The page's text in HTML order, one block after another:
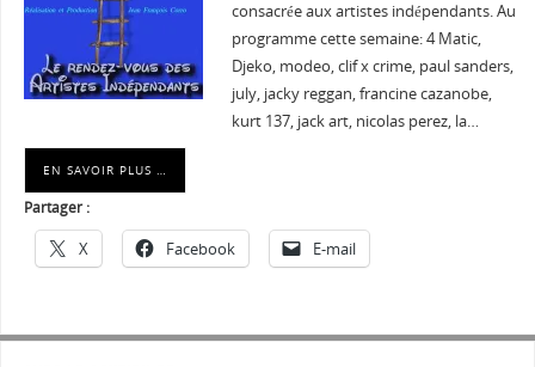
consacrée aux artistes indépendants. Au
programme cette semaine: 4 Matic,
Djeko, modeo, clif x crime, paul sanders,
july, jacky reggan, francine cazanobe,
kurt 137, jack art, nicolas perez, la…
EN SAVOIR PLUS …
Partager :
X Facebook E-mail